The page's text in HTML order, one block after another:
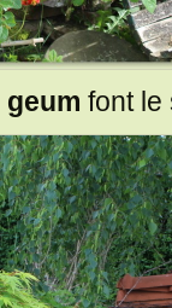
geum font le